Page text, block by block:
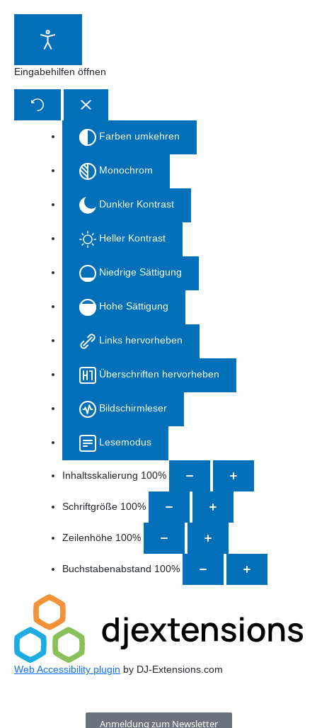
Eingabehilfen öffnen
Farben umkehren
Monochrom
Dunkler Kontrast
Heller Kontrast
Niedrige Sättigung
Hohe Sättigung
Links hervorheben
Überschriften hervorheben
Bildschirmleser
Lesemodus
Inhaltsskalierung 100%
Schriftgröße 100%
Zeilenhöhe 100%
Buchstabenabstand 100%
Web Accessibility plugin by DJ-Extensions.com
Anmeldung zum Newsletter